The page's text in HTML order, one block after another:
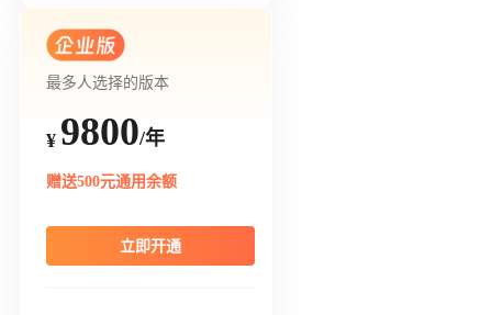
最多人选择的版本
¥ 9800/年
赠送500元通用余额
立即开通